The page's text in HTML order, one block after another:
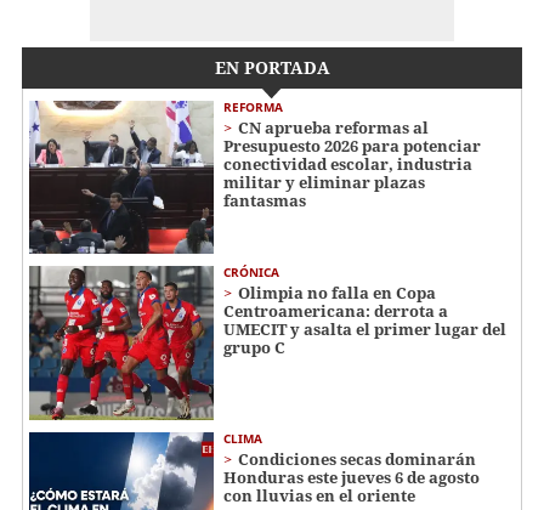
EN PORTADA
REFORMA
CN aprueba reformas al
Presupuesto 2026 para potenciar
conectividad escolar, industria
militar y eliminar plazas
fantasmas
CRÓNICA
Olimpia no falla en Copa
Centroamericana: derrota a
UMECIT y asalta el primer lugar del
grupo C
CLIMA
Condiciones secas dominarán
Honduras este jueves 6 de agosto
con lluvias en el oriente